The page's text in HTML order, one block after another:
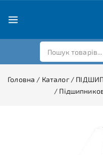
Головна / Каталог /
/